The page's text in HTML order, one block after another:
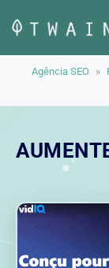
para
o
conteúdo
Agência SEO »